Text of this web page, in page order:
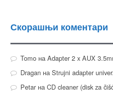
Скорашњи коментари
TomoнаAdapter 2 x AUX
DraganнаStrujni adapter
PetarнаCD cleaner (disk za